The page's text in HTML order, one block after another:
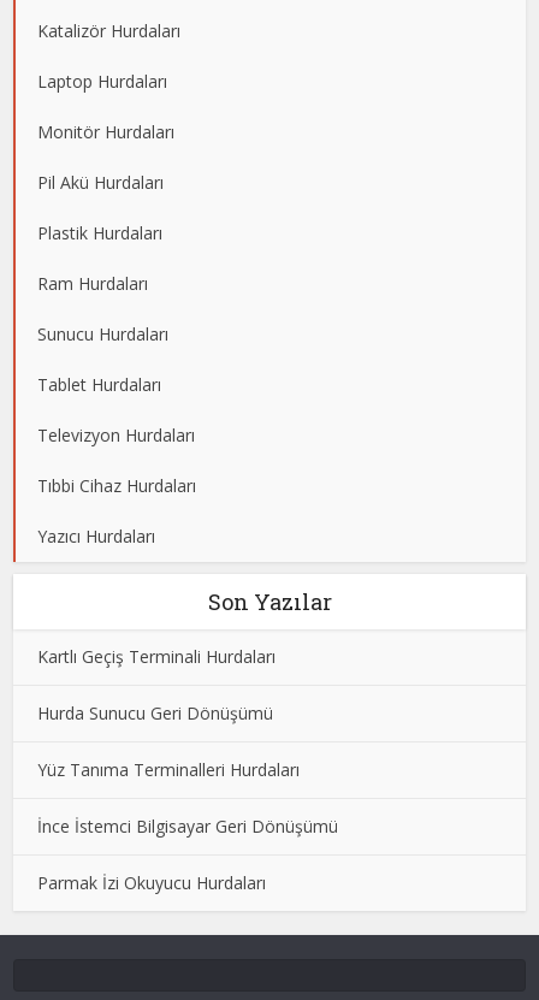
Katalizör Hurdaları
Laptop Hurdaları
Monitör Hurdaları
Pil Akü Hurdaları
Plastik Hurdaları
Ram Hurdaları
Sunucu Hurdaları
Tablet Hurdaları
Televizyon Hurdaları
Tıbbi Cihaz Hurdaları
Yazıcı Hurdaları
Son Yazılar
Kartlı Geçiş Terminali Hurdaları
Hurda Sunucu Geri Dönüşümü
Yüz Tanıma Terminalleri Hurdaları
İnce İstemci Bilgisayar Geri Dönüşümü
Parmak İzi Okuyucu Hurdaları